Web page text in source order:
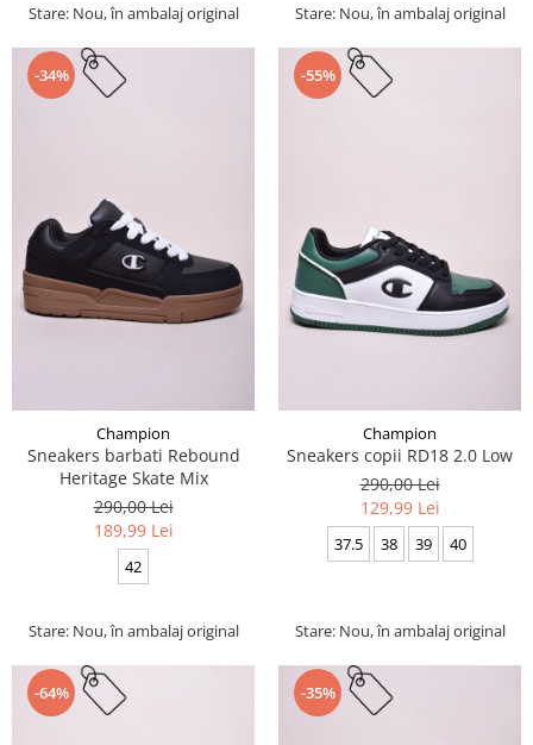
Stare: Nou, în ambalaj original Stare: Nou, în ambalaj original
-34%
Champion
Sneakers barbati Rebound
Heritage Skate Mix
290,00 Lei
189,99 Lei
42
Stare: Nou, în ambalaj original
-55%
Champion
Sneakers copii RD18 2.0 Low
290,00 Lei
129,99 Lei
37.5 38 39 40
Stare: Nou, în ambalaj original
-64% -35%